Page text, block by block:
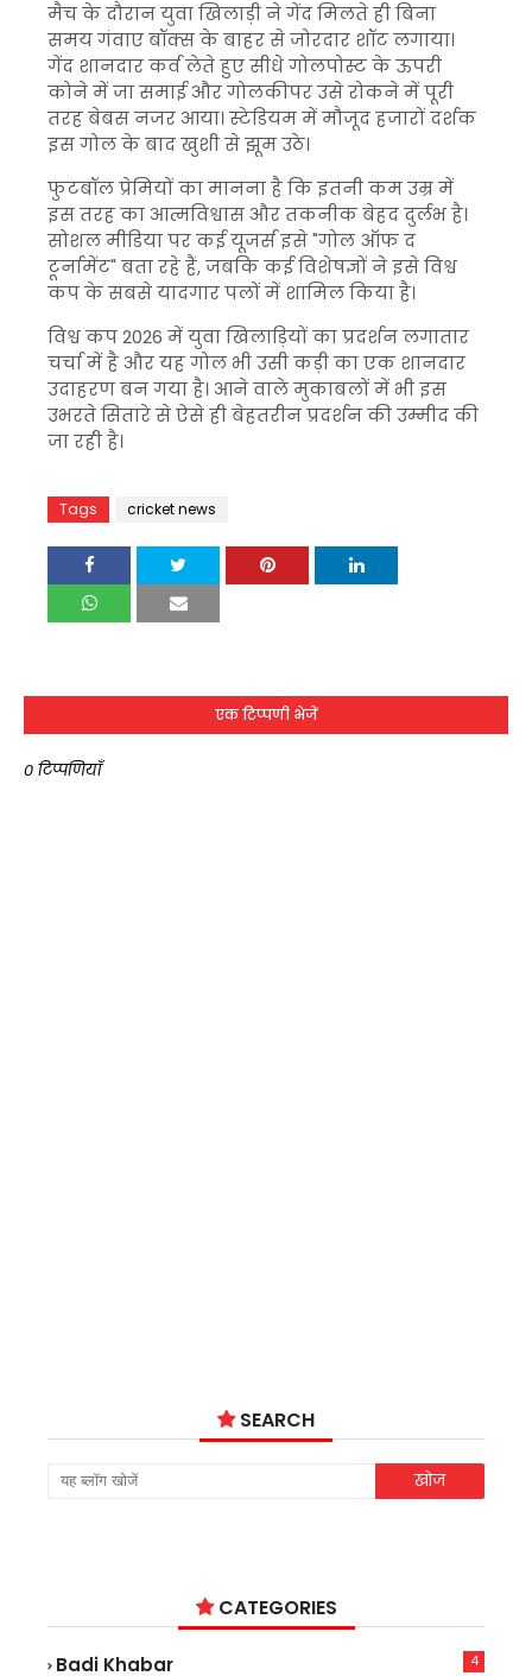
मैच के दौरान युवा खिलाड़ी ने गेंद मिलते ही बिना
समय गंवाए बॉक्स के बाहर से जोरदार शॉट लगाया।
गेंद शानदार कर्व लेते हुए सीधे गोलपोस्ट के ऊपरी
कोने में जा समाई और गोलकीपर उसे रोकने में पूरी
तरह बेबस नजर आया। स्टेडियम में मौजूद हजारों दर्शक
इस गोल के बाद खुशी से झूम उठे।
फुटबॉल प्रेमियों का मानना है कि इतनी कम उम्र में
इस तरह का आत्मविश्वास और तकनीक बेहद दुर्लभ है।
सोशल मीडिया पर कई यूजर्स इसे "गोल ऑफ द
टूर्नामेंट" बता रहे हैं, जबकि कई विशेषज्ञों ने इसे विश्व
कप के सबसे यादगार पलों में शामिल किया है।
विश्व कप 2026 में युवा खिलाड़ियों का प्रदर्शन लगातार
चर्चा में है और यह गोल भी उसी कड़ी का एक शानदार
उदाहरण बन गया है। आने वाले मुकाबलों में भी इस
उभरते सितारे से ऐसे ही बेहतरीन प्रदर्शन की उम्मीद की
जा रही है।
Tags cricket news
एक टिप्पणी भेजें
0 टिप्पणियाँ
SEARCH
CATEGORIES
Badi Khabar 4